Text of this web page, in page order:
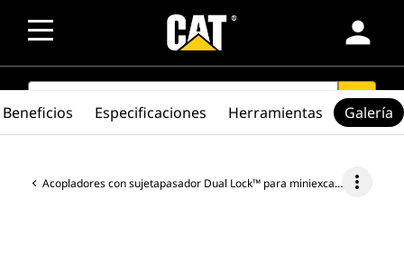
person
SEARCH search
Acopladores con sujetapasador Dual Lock™ para miniexcavadoras more_vert
Beneficios Especificaciones Herramientas Galería